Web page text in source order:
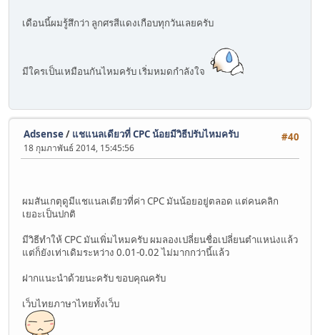
เดือนนี้ผมรู้สึกว่า ลูกศรสีแดงเกือบทุกวันเลยครับ
มีใครเป็นเหมือนกันไหมครับ เริ่มหมดกำลังใจ
#40
Adsense/ แชแนลเดียวที่ CPC น้อยมีวิธีปรับไหมครับ
18 กุมภาพันธ์ 2014, 15:45:56
ผมสันเกตุดูมีแชแนลเดียวที่ค่า CPC มันน้อยอยู่ตลอด แต่คนคลิก
เยอะเป็นปกติ
มีวิธีทำให้ CPC มันเพิ่มไหมครับ ผมลองเปลี่ยนชื่อเปลี่ยนตำแหน่งแล้ว
แต่ก็ยังเท่าเดิมระหว่าง 0.01-0.02 ไม่มากกว่านี้แล้ว
ฝากแนะนำด้วยนะครับ ขอบคุณครับ
เว็บไทยภาษาไทยทั้งเว็บ